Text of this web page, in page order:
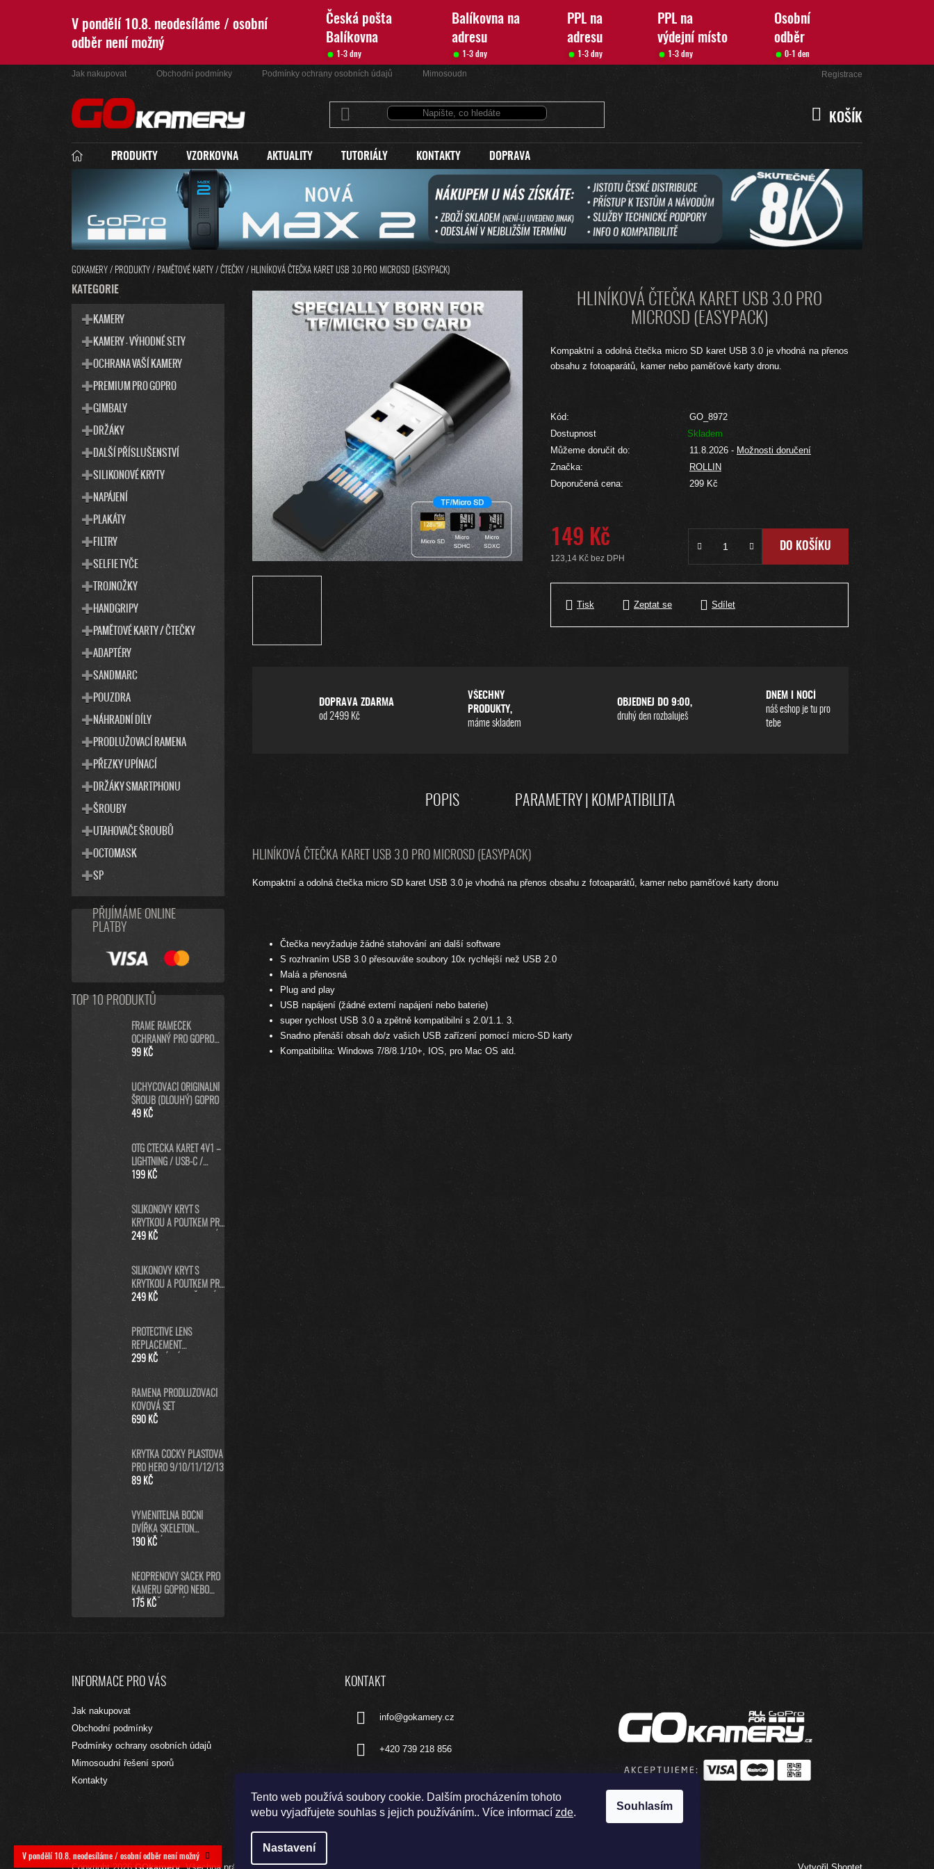
Tento web používá soubory cookie. Dalším procházením tohoto
webu vyjadřujete souhlas s jejich používáním.. Více informací zde.
Nastavení
Souhlasím
V pondělí 10.8. neodesíláme / osobní
odběr není možný
Česká pošta
Balíkovna
Balíkovna na
adresu
PPL na
adresu
PPL na
výdejní místo
Osobní
odběr
1-3 dny 1-3 dny 1-3 dny 1-3 dny 0-1 den
V pondělí 10.8. neodesíláme / osobní odběr není možný
Jak nakupovat Obchodní podmínky Podmínky ochrany osobních údajů Mimosoudní řešení sporů Registrace
KOŠÍK
KOŠÍK
PRODUKTY VZORKOVNA AKTUALITY TUTORIÁLY KONTAKTY DOPRAVA
GOKAMERY / PRODUKTY / PAMĚTOVÉ KARTY / ČTEČKY / HLINÍKOVÁ ČTEČKA KARET USB 3.0 PRO MICROSD (EASYPACK)
P
O
PŘESKOČIT
KATEGORIE
K
A
KATEGORIE
KAMERY
KAMERY - VÝHODNÉ SETY
OCHRANA VAŠÍ KAMERY
PREMIUM PRO GOPRO
GIMBALY
DRŽÁKY
DALŠÍ PŘÍSLUŠENSTVÍ
SILIKONOVÉ KRYTY
NAPÁJENÍ
PLAKÁTY
FILTRY
SELFIE TYČE
TROJNOŽKY
HANDGRIPY
PAMĚTOVÉ KARTY / ČTEČKY
ADAPTÉRY
SANDMARC
POUZDRA
NÁHRADNÍ DÍLY
PRODLUŽOVACÍ RAMENA
PŘEZKY UPÍNACÍ
DRŽÁKY SMARTPHONU
ŠROUBY
UTAHOVAČE ŠROUBŮ
OCTOMASK
SP
PŘIJÍMÁME ONLINE
PLATBY
TOP 10 PRODUKTŮ
FRAME RÁMEČEK
OCHRANNÝ PRO GOPRO
HERO8 BLACK
99 KČ
UCHYCOVACÍ ORIGINÁLNÍ
ŠROUB (DLOUHÝ) GOPRO
49 KČ
OTG ČTEČKA KARET 4V1 –
LIGHTNING / USB-C /
MICRO USB / USB-A PRO
199 KČ
SILIKONOVÝ KRYT S
KRYTKOU A POUTKEM PRO
GOPRO HERO13 - MODRÝ
249 KČ
SILIKONOVÝ KRYT S
KRYTKOU A POUTKEM PRO
GOPRO HERO13 - ČERNÝ
249 KČ
PROTECTIVE LENS
REPLACEMENT
NEORIGINÁLNÍ (PRO
KRYTKA ČOČKY KAMERY -
ČERNÁ
299 KČ
RAMENA PRODLUŽOVACÍ
KOVOVÁ SET
690 KČ
KRYTKA ČOČKY PLASTOVÁ
PRO HERO 9/10/11/12/13
89 KČ
VYMĚNITELNÁ BOČNÍ
DVÍŘKA SKELETON
NABÍJECÍ
190 KČ
NEOPRENOVÝ SÁČEK PRO
KAMERU GOPRO NEBO
PŘÍSLUŠENSTVÍ (L)
175 KČ
HLINÍKOVÁ ČTEČKA KARET USB 3.0 PRO
MICROSD (EASYPACK)
Kompaktní a odolná čtečka micro SD karet USB 3.0 je vhodná na přenos
obsahu z fotoaparátů, kamer nebo paměťové karty dronu.
Kód:
GO_8972
Dostupnost
Skladem
Můžeme doručit do:
11.8.2026 - Možnosti doručení
Značka:
ROLLIN
Doporučená cena:
299 Kč
149 Kč
123,14 Kč bez DPH
Měrná cena:
DO KOŠÍKU
Tisk Zeptat se Sdílet
DOPRAVA ZDARMA
od 2499 Kč
VŠECHNY
PRODUKTY,
máme skladem
OBJEDNEJ DO 9:00,
druhý den rozbaluješ
DNEM I NOCÍ
náš eshop je tu pro
tebe
POPIS PARAMETRY | KOMPATIBILITA
HLINÍKOVÁ ČTEČKA KARET USB 3.0 PRO MICROSD (EASYPACK)
Kompaktní a odolná čtečka micro SD karet USB 3.0 je vhodná na přenos obsahu z fotoaparátů, kamer nebo paměťové karty dronu
Čtečka nevyžaduje žádné stahování ani další software
S rozhraním USB 3.0 přesouváte soubory 10x rychlejší než USB 2.0
Malá a přenosná
Plug and play
USB napájení (žádné externí napájení nebo baterie)
super rychlost USB 3.0 a zpětně kompatibilní s 2.0/1.1.
3.
Snadno přenáší obsah do/z vašich USB zařízení pomocí micro-SD karty
Kompatibilita: Windows 7/8/8.1/10+, IOS, pro Mac OS atd.
INFORMACE PRO VÁS
Jak nakupovat
Obchodní podmínky
Podmínky ochrany osobních údajů
Mimosoudní řešení sporů
Kontakty
KONTAKT
info@gokamery.cz
+420 739 218 856